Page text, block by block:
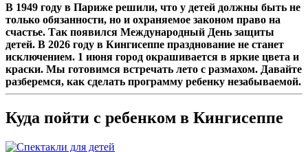
В 1949 году в Париже решили, что у детей должны быть не
только обязанности, но и охраняемое законом право на
счастье. Так появился Международный День защиты
детей. В 2026 году в Кингисеппе празднование не станет
исключением. 1 июня город окрашивается в яркие цвета и
краски. Мы готовимся встречать лето с размахом. Давайте
разберемся, как сделать программу ребенку незабываемой.
Куда пойти с ребенком в Кингисеппе